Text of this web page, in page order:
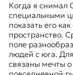
Когда я снимал
специальными
показать его
пространство.
поле
людей с юга.
связаны мечты